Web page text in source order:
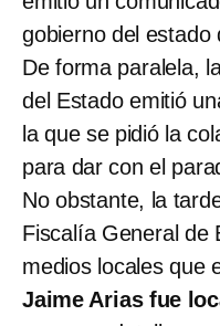
gobierno del estado
De forma paralela,
del Estado emitió
la que se pidió la
para dar con el
No obstante, la
Fiscalía General de
medios locales que
Jaime Arias fue